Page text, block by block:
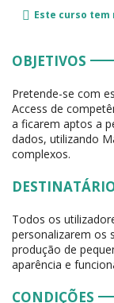
Este curso tem
OBJETIVOS
Pretende-se com
Access de
a ficarem aptos a
dados, utilizando
complexos.
Todos os
personalizarem os
produção de
aparência e
CONDIÇÕES